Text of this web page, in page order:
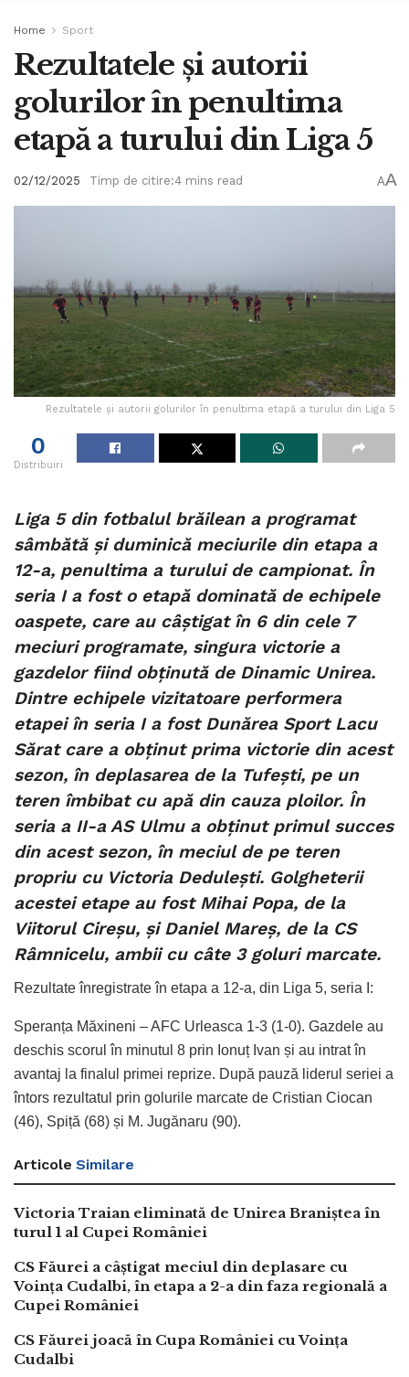
Home Sport
Rezultatele și autorii
golurilor în penultima
etapă a turului din Liga 5
02/12/2025 Timp de citire:4 mins read AA
Rezultatele și autorii golurilor în penultima etapă a turului din Liga 5
0
Distribuiri
Liga 5 din fotbalul brăilean a programat
sâmbătă și duminică meciurile din etapa a
12-a, penultima a turului de campionat. În
seria I a fost o etapă dominată de echipele
oaspete, care au câștigat în 6 din cele 7
meciuri programate, singura victorie a
gazdelor fiind obținută de Dinamic Unirea.
Dintre echipele vizitatoare performera
etapei în seria I a fost Dunărea Sport Lacu
Sărat care a obținut prima victorie din acest
sezon, în deplasarea de la Tufești, pe un
teren îmbibat cu apă din cauza ploilor. În
seria a II-a AS Ulmu a obținut primul succes
din acest sezon, în meciul de pe teren
propriu cu Victoria Dedulești. Golgheterii
acestei etape au fost Mihai Popa, de la
Viitorul Cireșu, și Daniel Mareș, de la CS
Râmnicelu, ambii cu câte 3 goluri marcate.
Rezultate înregistrate în etapa a 12-a, din Liga 5, seria I:
Speranța Măxineni – AFC Urleasca 1-3 (1-0). Gazdele au
deschis scorul în minutul 8 prin Ionuț Ivan și au intrat în
avantaj la finalul primei reprize. După pauză liderul seriei a
întors rezultatul prin golurile marcate de Cristian Ciocan
(46), Spiță (68) și M. Jugănaru (90).
Articole Similare
Victoria Traian eliminată de Unirea Braniștea în
turul 1 al Cupei României
CS Făurei a câștigat meciul din deplasare cu
Voința Cudalbi, în etapa a 2-a din faza regională a
Cupei României
CS Făurei joacă în Cupa României cu Voința
Cudalbi